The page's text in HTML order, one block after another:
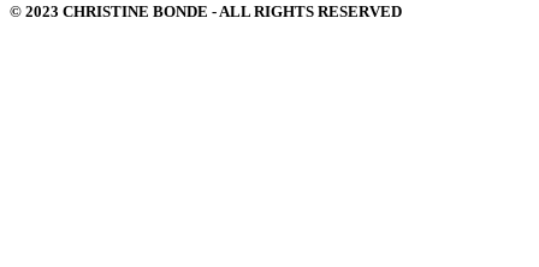
© 2023 CHRISTINE BONDE - ALL RIGHTS RESERVED